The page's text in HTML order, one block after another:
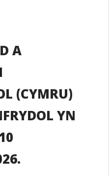
A
(CYMRU)
YN